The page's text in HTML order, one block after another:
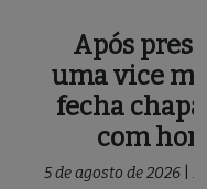
Após
uma vice
fecha
com
5 de agosto de 2026